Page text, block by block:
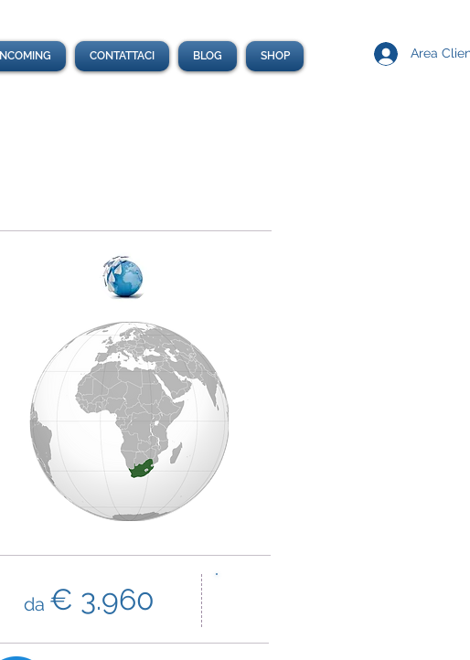
INCOMING CONTATTACI BLOG SHOP Area
da € 3.960